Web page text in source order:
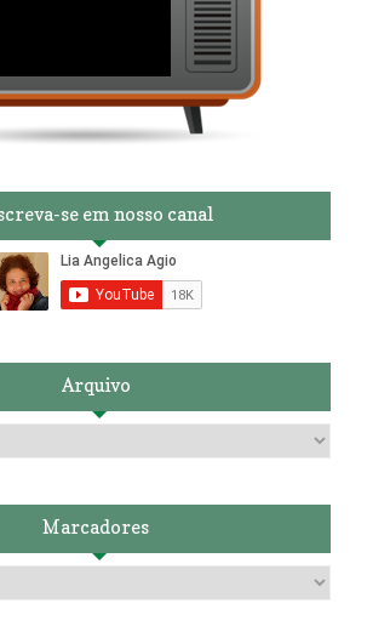
se em nosso canal
Arquivo
Marcadores